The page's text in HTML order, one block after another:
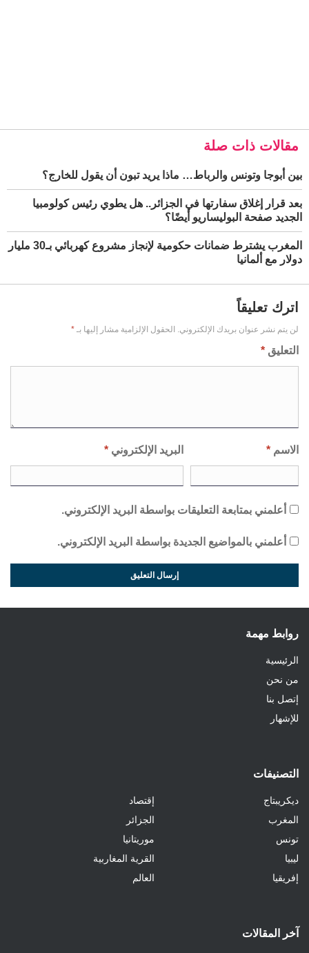
مقالات ذات صلة
بين أبوجا وتونس والرباط… ماذا يريد تبون أن يقول للخارج؟
بعد قرار إغلاق سفارتها في الجزائر.. هل يطوي رئيس كولومبيا
الجديد صفحة البوليساريو أيضًا؟
المغرب يشترط ضمانات حكومية لإنجاز مشروع كهربائي بـ30 مليار
دولار مع ألمانيا
اترك تعليقاً
لن يتم نشر عنوان بريدك الإلكتروني. الحقول الإلزامية مشار إليها بـ *
التعليق *
الاسم * البريد الإلكتروني*
أعلمني بمتابعة التعليقات بواسطة البريد الإلكتروني.
أعلمني بالمواضيع الجديدة بواسطة البريد الإلكتروني.
روابط مهمة
الرئيسية
من نحن
إتصل بنا
للإشهار
التصنيفات
ديكريبتاج
إقتصاد
المغرب
الجزائر
تونس
موريتانيا
ليبيا
القرية المغاربية
إفريقيا
العالم
آخر المقالات